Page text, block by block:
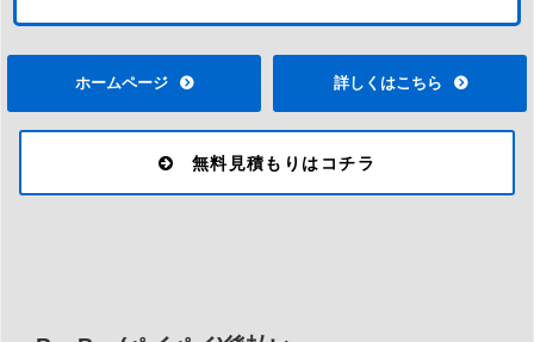
ホームページ 詳しくはこちら
無料見積もりはコチラ